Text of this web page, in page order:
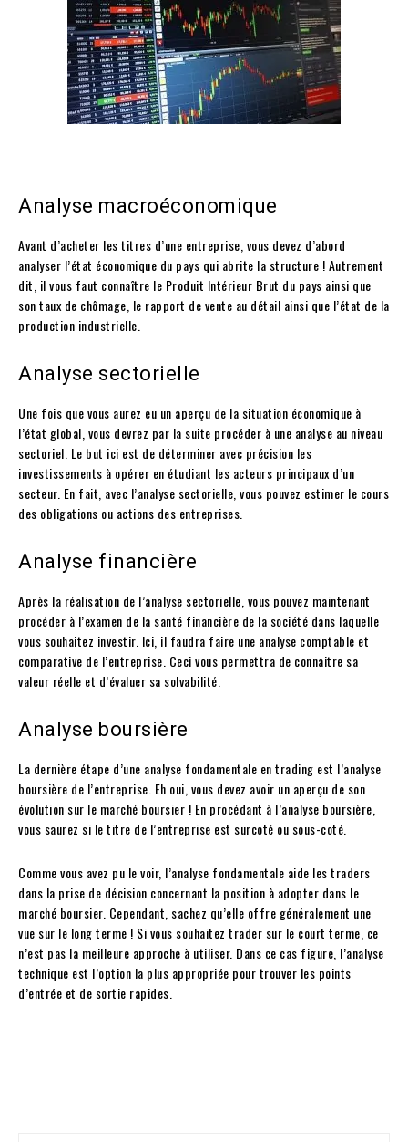
Analyse macroéconomique
Avant d’acheter les titres d’une entreprise, vous devez d’abord
analyser l’état économique du pays qui abrite la structure ! Autrement
dit, il vous faut connaître le Produit Intérieur Brut du pays ainsi que
son taux de chômage, le rapport de vente au détail ainsi que l’état de la
production industrielle.
Analyse sectorielle
Une fois que vous aurez eu un aperçu de la situation économique à
l’état global, vous devrez par la suite procéder à une analyse au niveau
sectoriel. Le but ici est de déterminer avec précision les
investissements à opérer en étudiant les acteurs principaux d’un
secteur. En fait, avec l’analyse sectorielle, vous pouvez estimer le cours
des obligations ou actions des entreprises.
Analyse financière
Après la réalisation de l’analyse sectorielle, vous pouvez maintenant
procéder à l’examen de la santé financière de la société dans laquelle
vous souhaitez investir. Ici, il faudra faire une analyse comptable et
comparative de l’entreprise. Ceci vous permettra de connaitre sa
valeur réelle et d’évaluer sa solvabilité.
Analyse boursière
La dernière étape d’une analyse fondamentale en trading est l’analyse
boursière de l’entreprise. Eh oui, vous devez avoir un aperçu de son
évolution sur le marché boursier ! En procédant à l’analyse boursière,
vous saurez si le titre de l’entreprise est surcoté ou sous-coté.
Comme vous avez pu le voir, l’analyse fondamentale aide les traders
dans la prise de décision concernant la position à adopter dans le
marché boursier. Cependant, sachez qu’elle offre généralement une
vue sur le long terme ! Si vous souhaitez trader sur le court terme, ce
n’est pas la meilleure approche à utiliser. Dans ce cas figure, l’analyse
technique est l’option la plus appropriée pour trouver les points
d’entrée et de sortie rapides.